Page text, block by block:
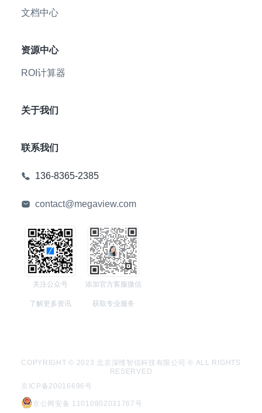
文档中心
资源中心
ROI计算器
关于我们
联系我们
136-8365-2385
contact@megaview.com
关注公众号
了解更多资讯
添加官方客服微信
获取专业服务
COPYRIGHT © 2023 北京深维智信科技有限公司 ® ALL RIGHTS
RESERVED
京ICP备20016696号
京公网安备 11010802031767号